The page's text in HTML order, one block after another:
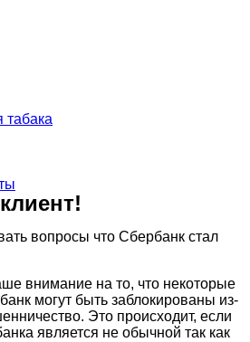
табака
вопросы что Сбербанк стал
внимание на то, что некоторые
могут быть заблокированы из-
Это происходит, если
является не обычной так как